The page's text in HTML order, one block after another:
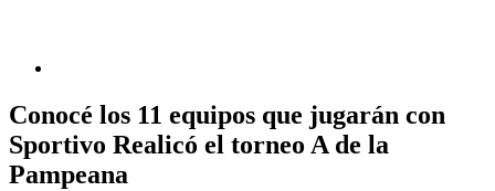
Conocé los 11 equipos que jugarán con
Sportivo Realicó el torneo A de la
Pampeana